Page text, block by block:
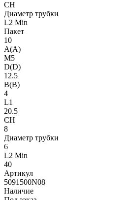
CH
Диаметр трубки
L2 Min
Пакет
10
A(A)
M5
D(D)
12.5
B(B)
4
L1
20.5
CH
8
Диаметр трубки
6
L2 Min
40
Артикул
5091500N08
Наличие